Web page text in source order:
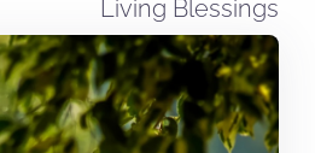
Living Blessings